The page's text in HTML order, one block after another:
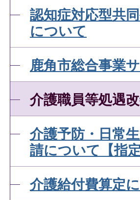
認知症対応型共
について
鹿角市総合事業
介護職員等処遇
介護予防・日常
請について【指
介護給付費算定